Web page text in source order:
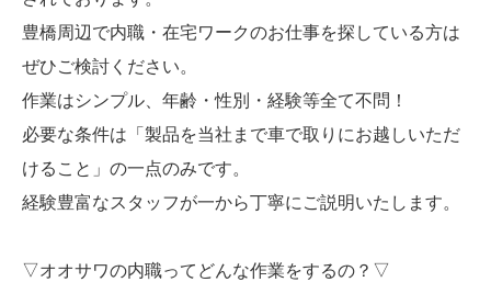
豊橋周辺で内職・在宅ワークのお仕事を探している方は
ぜひご検討ください。
作業はシンプル、年齢・性別・経験等全て不問！
必要な条件は「製品を当社まで車で取りにお越しいただ
けること」の一点のみです。
経験豊富なスタッフが一から丁寧にご説明いたします。
▽オオサワの内職ってどんな作業をするの？▽